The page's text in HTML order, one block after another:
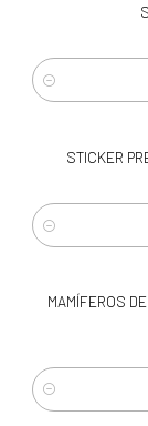
Cantidad
STICKER
Cantidad
MAMÍFEROS
Cantidad